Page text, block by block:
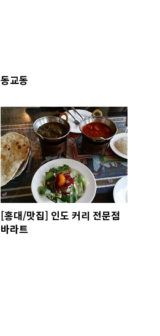
동교동
[홍대/맛집] 인도 커리 전문점
바라트